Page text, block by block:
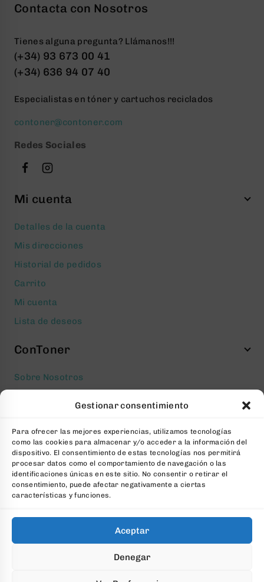
Gestionar consentimiento
Para ofrecer las mejores experiencias, utilizamos tecnologías
como las cookies para almacenar y/o acceder a la información del
dispositivo. El consentimiento de estas tecnologías nos permitirá
procesar datos como el comportamiento de navegación o las
identificaciones únicas en este sitio. No consentir o retirar el
consentimiento, puede afectar negativamente a ciertas
características y funciones.
Aceptar
Denegar
Contacta con Nosotros
Tienes alguna pregunta? Llámanos!!!
(+34) 93 673 00 41
(+34) 636 94 07 40
Especialistas en tóner y cartuchos reciclados
contoner@contoner.com
Redes Sociales
Mi cuenta
Detalles de la cuenta
Mis direcciones
Historial de pedidos
Carrito
Mi cuenta
Lista de deseos
ConToner
Sobre Nosotros
Política de cookies
Condiciones generales Contratación
Contacto
FAQs
Software